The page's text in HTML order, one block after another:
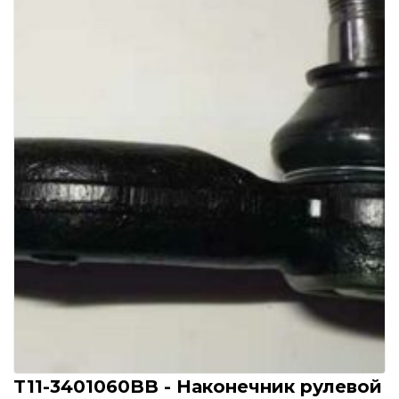
T11-3401060BB - Наконечник рулевой